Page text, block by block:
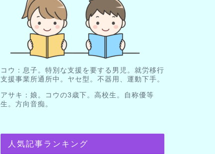
コウ：息子。特別な支援を要する男児。就労移行
支援事業所通所中。ヤセ型。不器用、運動下手。
アサキ：娘。コウの3歳下。高校生。自称優等
生。方向音痴。
人気記事ランキング